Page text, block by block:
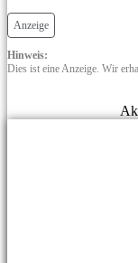
Anzeige
Hinweis:
Dies ist eine Anzeige. Wir